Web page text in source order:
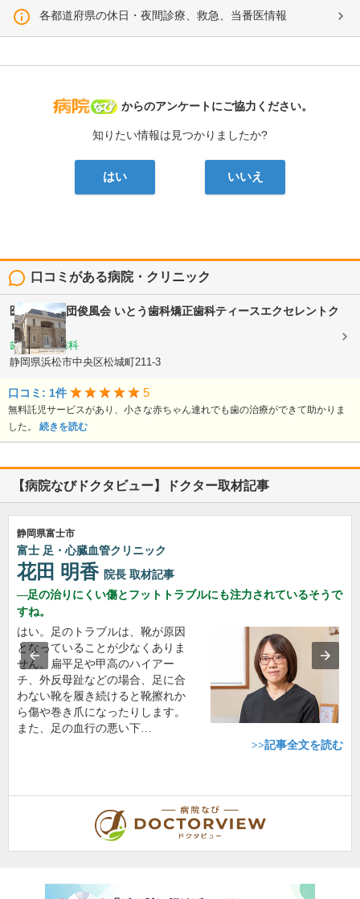
各都道府県の休日・夜間診療、救急、当番医情報
病院なび
からのアンケートにご協力ください。
知りたい情報は見つかりましたか?
はい いいえ
口コミがある病院・クリニック
医療法人社団俊風会 いとう歯科矯正歯科ティースエクセレントク
リニック
歯科, 矯正歯科
静岡県浜松市中央区松城町211-3
口コミ: 1件 5
無料託児サービスがあり、小さな赤ちゃん連れでも歯の治療ができて助かりま
した。 続きを読む
【病院なびドクタビュー】ドクター取材記事
静岡県富士市
富士 足・心臓血管クリニック
花田 明香 院長 取材記事
足の治りにくい傷とフットトラブルにも注力されているそうで
すね。
はい。足のトラブルは、靴が原因
となっていることが少なくありま
せん。扁平足や甲高のハイアー
チ、外反母趾などの場合、足に合
わない靴を履き続けると靴擦れか
ら傷や巻き爪になったりします。
また、足の血行の悪い下…
>>記事全文を読む